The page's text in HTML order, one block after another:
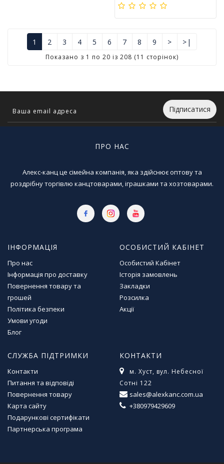
1 2 3 4 5 6 7 8 9 > >|
Показано з 1 по 20 із 208 (11 сторінок)
Підписатися
ПРО НАС
Алекс-канц це сімейна компанія, яка здійснює оптову та
роздрібну торгівлю канцтоварами, іграшками та хозтоварами.
ІНФОРМАЦІЯ
Про нас
Інформація про доставку
Повернення товару та
грошей
Політика безпеки
Умови угоди
Блог
ОСОБИСТИЙ КАБІНЕТ
Особистий Кабінет
Історія замовлень
Закладки
Розсилка
Акції
СЛУЖБА ПІДТРИМКИ
Контакти
Питання та відповіді
Повернення товару
Карта сайту
Подарункові сертифікати
Партнерська програма
КОНТАКТИ
м. Хуст, вул. Небесної
Сотні 122
sales@alexkanc.com.ua
+380979429609